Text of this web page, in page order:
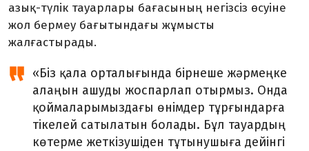
азық-түлік тауарлары бағасының негізсіз өсуіне
жол бермеу бағытындағы жұмысты
жалғастырады.
«Біз қала орталығында бірнеше жәрмеңке
алаңын ашуды жоспарлап отырмыз. Онда
қоймаларымыздағы өнімдер тұрғындарға
тікелей сатылатын болады. Бұл тауардың
көтерме жеткізушіден тұтынушыға дейінгі